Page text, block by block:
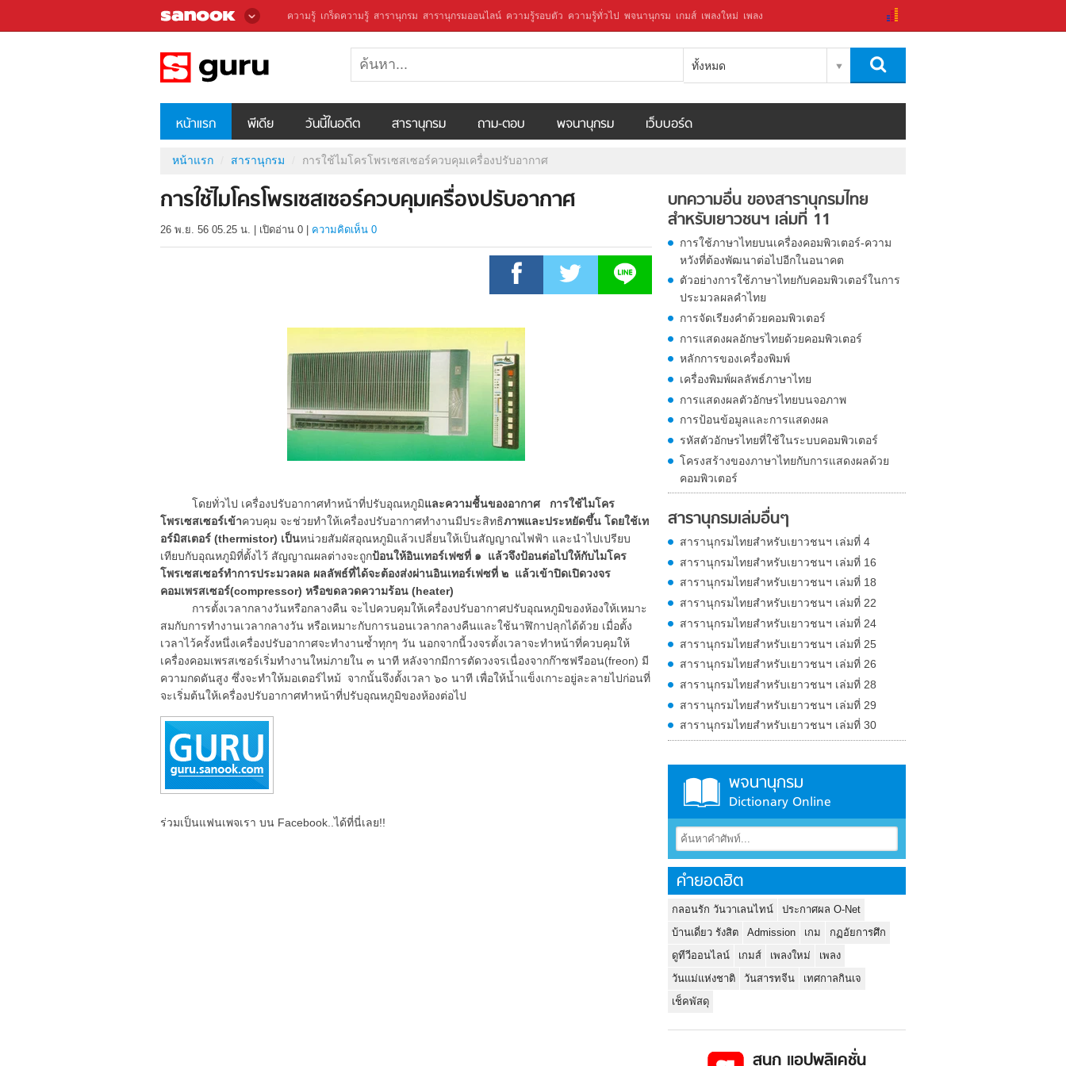
ความรู้ เกร็ดความรู้ สารานุกรม สารานุกรมออนไลน์ ความรู้รอบตัว ความรู้ทั่วไป พจนานุกรม เกมส์ เพลงใหม่ เพลง
ทั้งหมด
หน้าแรก พีเดีย วันนี้ในอดีต สารานุกรม ถาม-ตอบ พจนานุกรม เว็บบอร์ด
หน้าแรก สารานุกรม การใช้ไมโครโพรเซสเซอร์ควบคุมเครื่องปรับอากาศ
การใช้ไมโครโพรเซสเซอร์ควบคุมเครื่องปรับอากาศ
26 พ.ย. 56 05.25 น. เปิดอ่าน 0 ความคิดเห็น 0
โดยทั่วไป เครื่องปรับอากาศทำหน้าที่ปรับอุณหภูมิและความชื้นของอากาศ การใช้ไมโคร
โพรเซสเซอร์เข้าควบคุม จะช่วยทำให้เครื่องปรับอากาศทำงานมีประสิทธิภาพและประหยัดขึ้น โดยใช้เท
อร์มิสเตอร์ (thermistor) เป็นหน่วยสัมผัสอุณหภูมิแล้วเปลี่ยนให้เป็นสัญญาณไฟฟ้า และนำไปเปรียบ
เทียบกับอุณหภูมิที่ตั้งไว้ สัญญาณผลต่างจะถูกป้อนให้อินเทอร์เฟซที่ ๑ แล้วจึงป้อนต่อไปให้กับไมโคร
โพรเซสเซอร์ทำการประมวลผล ผลลัพธ์ที่ได้จะต้องส่งผ่านอินเทอร์เฟซที่ ๒ แล้วเข้าปิดเปิดวงจร
คอมเพรสเซอร์(compressor) หรือขดลวดความร้อน (heater)
การตั้งเวลากลางวันหรือกลางคืน จะไปควบคุมให้เครื่องปรับอากาศปรับอุณหภูมิของห้องให้เหมาะ
สมกับการทำงานเวลากลางวัน หรือเหมาะกับการนอนเวลากลางคืนและใช้นาฬิกาปลุกได้ด้วย เมื่อตั้ง
เวลาไว้ครั้งหนึ่งเครื่องปรับอากาศจะทำงานซ้ำทุกๆ วัน นอกจากนี้วงจรตั้งเวลาจะทำหน้าที่ควบคุมให้
เครื่องคอมเพรสเซอร์เริ่มทำงานใหม่ภายใน ๓ นาที หลังจากมีการตัดวงจรเนื่องจากก๊าซฟรีออน(freon) มี
ความกดดันสูง ซึ่งจะทำให้มอเตอร์ไหม้ จากนั้นจึงตั้งเวลา ๖๐ นาที เพื่อให้น้ำแข็งเกาะอยู่ละลายไปก่อนที่
จะเริ่มต้นให้เครื่องปรับอากาศทำหน้าที่ปรับอุณหภูมิของห้องต่อไป
ร่วมเป็นแฟนเพจเรา บน Facebook..ได้ที่นี่เลย!!
บทความอื่น ของสารานุกรมไทย
สำหรับเยาวชนฯ เล่มที่ 11
การใช้ภาษาไทยบนเครื่องคอมพิวเตอร์-ความ
หวังที่ต้องพัฒนาต่อไปอีกในอนาคต
ตัวอย่างการใช้ภาษาไทยกับคอมพิวเตอร์ในการ
ประมวลผลคำไทย
การจัดเรียงคำด้วยคอมพิวเตอร์
การแสดงผลอักษรไทยด้วยคอมพิวเตอร์
หลักการของเครื่องพิมพ์
เครื่องพิมพ์ผลลัพธ์ภาษาไทย
การแสดงผลตัวอักษรไทยบนจอภาพ
การป้อนข้อมูลและการแสดงผล
รหัสตัวอักษรไทยที่ใช้ในระบบคอมพิวเตอร์
โครงสร้างของภาษาไทยกับการแสดงผลด้วย
คอมพิวเตอร์
สารานุกรมเล่มอื่นๆ
สารานุกรมไทยสำหรับเยาวชนฯ เล่มที่ 4
สารานุกรมไทยสำหรับเยาวชนฯ เล่มที่ 16
สารานุกรมไทยสำหรับเยาวชนฯ เล่มที่ 18
สารานุกรมไทยสำหรับเยาวชนฯ เล่มที่ 22
สารานุกรมไทยสำหรับเยาวชนฯ เล่มที่ 24
สารานุกรมไทยสำหรับเยาวชนฯ เล่มที่ 25
สารานุกรมไทยสำหรับเยาวชนฯ เล่มที่ 26
สารานุกรมไทยสำหรับเยาวชนฯ เล่มที่ 28
สารานุกรมไทยสำหรับเยาวชนฯ เล่มที่ 29
สารานุกรมไทยสำหรับเยาวชนฯ เล่มที่ 30
พจนานุกรม
Dictionary Online
คำยอดฮิต
กลอนรัก วันวาเลนไทน์
ประกาศผล O-Net
บ้านเดี่ยว รังสิต
Admission เกม
กฏอัยการศึก
ดูทีวีออนไลน์
เกมส์ เพลงใหม่
เพลง
วันแม่แห่งชาติ
วันสารทจีน
เทศกาลกินเจ
เช็คพัสดุ
สนุก แอปพลิเคชั่น